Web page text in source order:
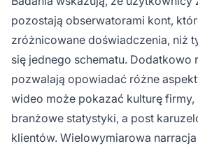
pozostają obserwatorami kont,
zróżnicowane doświadczenia, niż
się jednego schematu. Dodatkowo
pozwalają opowiadać różne
wideo może pokazać kulturę
branżowe statystyki, a post
klientów. Wielowymiarowa